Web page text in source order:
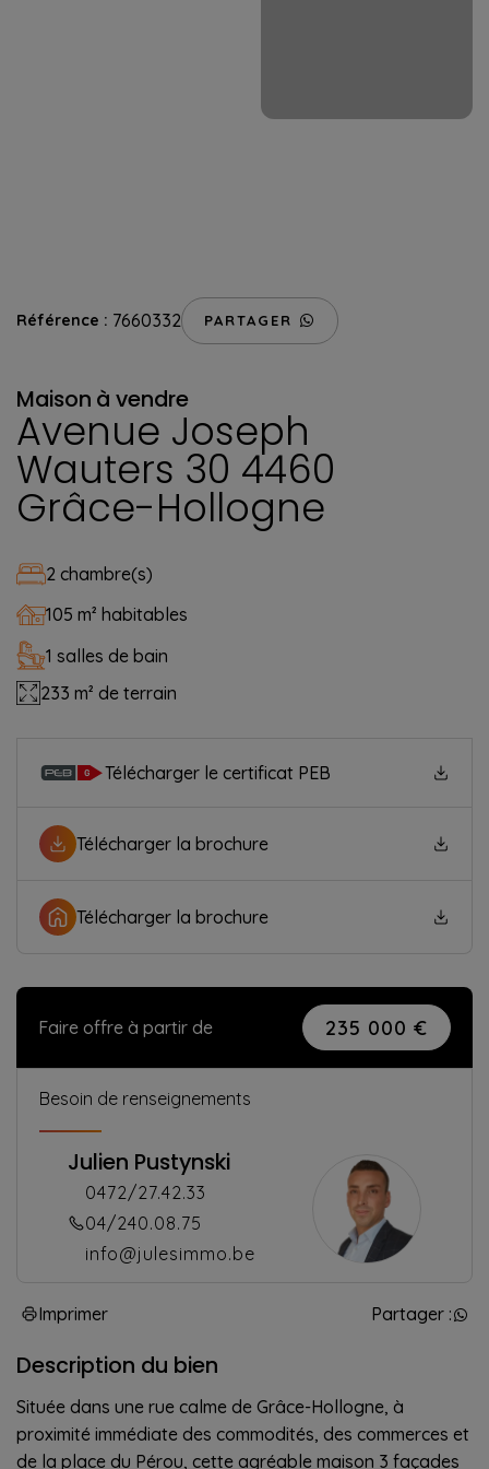
Référence : 7660332 PARTAGER
Maison à vendre
Avenue Joseph
Wauters 30 4460
Grâce-Hollogne
2 chambre(s)
105 m² habitables
1 salles de bain
233 m² de terrain
Télécharger le certificat PEB
Télécharger la brochure
Télécharger la brochure
Faire offre à partir de 235 000 €
Besoin de renseignements
Julien Pustynski
0472/27.42.33
04/240.08.75
info@julesimmo.be
Imprimer Partager :
Description du bien
Située dans une rue calme de Grâce-Hollogne, à
proximité immédiate des commodités, des commerces et
de la place du Pérou, cette agréable maison 3 façades